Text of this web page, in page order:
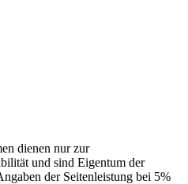
dienen nur zur
und sind Eigentum der
der Seitenleistung bei 5%